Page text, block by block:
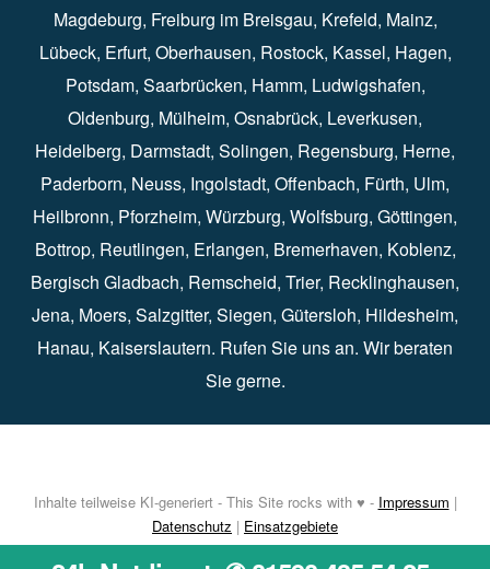
Magdeburg⁠, Freiburg im Breisgau⁠⁠, Krefeld⁠⁠, Mainz⁠⁠,
Lübeck⁠, Erfurt⁠, Oberhausen⁠⁠, Rostock⁠⁠, Kassel⁠⁠, Hagen⁠,
Potsdam⁠, Saarbrücken⁠⁠, Hamm⁠, Ludwigshafen⁠,
Oldenburg⁠, Mülheim⁠, Osnabrück⁠⁠, Leverkusen⁠,
Heidelberg⁠, Darmstadt⁠⁠, Solingen⁠, Regensburg⁠, Herne⁠⁠,
Paderborn⁠, Neuss⁠, Ingolstadt⁠, Offenbach, Fürth⁠⁠, Ulm⁠⁠,
Heilbronn⁠, Pforzheim⁠, Würzburg⁠, Wolfsburg⁠⁠, Göttingen⁠,
Bottrop⁠, Reutlingen⁠, Erlangen⁠⁠, Bremerhaven⁠, Koblenz⁠,
Bergisch Gladbach⁠, Remscheid⁠⁠, Trier⁠⁠, Recklinghausen⁠,
Jena⁠⁠, Moers⁠⁠, Salzgitter⁠⁠, Siegen⁠⁠, Gütersloh⁠, Hildesheim⁠⁠,
Hanau⁠, Kaiserslautern⁠⁠. Rufen Sie uns an. Wir beraten
Sie gerne.
Inhalte teilweise KI-generiert - This Site rocks with ♥ - Impressum |
Datenschutz | Einsatzgebiete